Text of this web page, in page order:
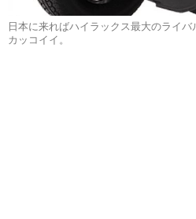
日本に来ればハイラックス最大のライ
カッコイイ。